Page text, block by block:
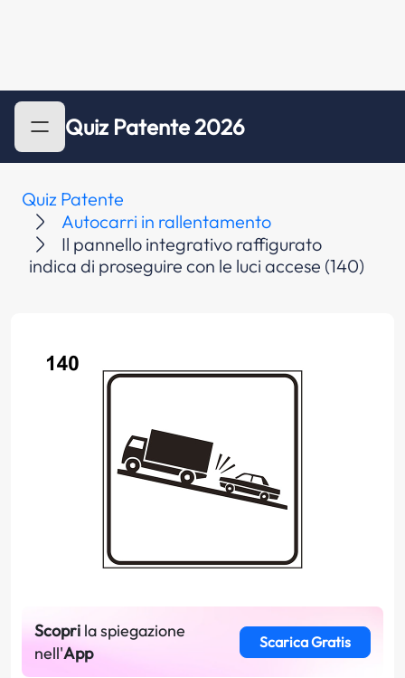
Quiz Patente 2026
Quiz Patente
Autocarri in rallentamento
Il pannello integrativo raffigurato
indica di proseguire con le luci accese (140)
Scopri la spiegazione
nell'App
Scarica Gratis